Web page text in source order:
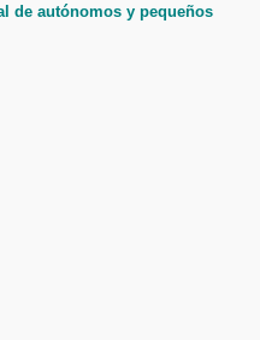
de autónomos y pequeños